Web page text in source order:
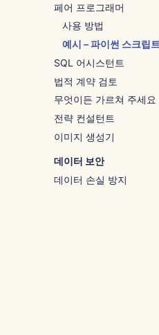
페어 프로그래머
사용 방법
예시 – 파이썬 스크립
SQL 어시스턴트
사용 방법
예시 – 쿼리 디버깅
법적 계약 검토
사용 방법
예시 – NDA 조항
무엇이든 가르쳐 주세요
사용 방법
예시 – 프로그래밍 소개
전략 컨설턴트
사용 방법
예시 – 직원 유지
이미지 생성기
사용 방법
예시 – 겨울 원더랜드
데이터 보안
데이터 손실 방지